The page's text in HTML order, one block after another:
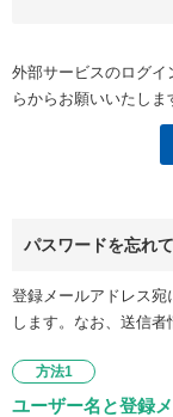
外部サービスのログイ
らからお願いいたしま
パスワードを忘れ
登録メールアドレス
します。なお、送信者
方法1
ユーザー名と登録